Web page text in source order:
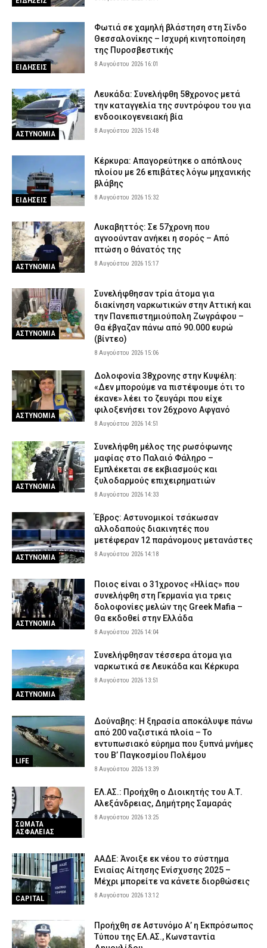
ΕΙΔΗΣΕΙΣ
Φωτιά σε χαμηλή βλάστηση στη Σίνδο
Θεσσαλονίκης – Ισχυρή κινητοποίηση
της Πυροσβεστικής
8 Αυγούστου 2026 16:01
ΑΣΤΥΝΟΜΙΑ
Λευκάδα: Συνελήφθη 58χρονος μετά
την καταγγελία της συντρόφου του για
ενδοοικογενειακή βία
8 Αυγούστου 2026 15:48
ΕΙΔΗΣΕΙΣ
Κέρκυρα: Απαγορεύτηκε ο απόπλους
πλοίου με 26 επιβάτες λόγω μηχανικής
βλάβης
8 Αυγούστου 2026 15:32
ΑΣΤΥΝΟΜΙΑ
Λυκαβηττός: Σε 57χρονη που
αγνοούνταν ανήκει η σορός – Από
πτώση ο θάνατός της
8 Αυγούστου 2026 15:17
ΑΣΤΥΝΟΜΙΑ
Συνελήφθησαν τρία άτομα για
διακίνηση ναρκωτικών στην Αττική και
την Πανεπιστημιούπολη Ζωγράφου –
Θα έβγαζαν πάνω από 90.000 ευρώ
(βίντεο)
8 Αυγούστου 2026 15:06
ΑΣΤΥΝΟΜΙΑ
Δολοφονία 38χρονης στην Κυψέλη:
«Δεν μπορούμε να πιστέψουμε ότι το
έκανε» λέει το ζευγάρι που είχε
φιλοξενήσει τον 26χρονο Αφγανό
8 Αυγούστου 2026 14:51
ΑΣΤΥΝΟΜΙΑ
Συνελήφθη μέλος της ρωσόφωνης
μαφίας στο Παλαιό Φάληρο –
Εμπλέκεται σε εκβιασμούς και
ξυλοδαρμούς επιχειρηματιών
8 Αυγούστου 2026 14:33
ΑΣΤΥΝΟΜΙΑ
Έβρος: Αστυνομικοί τσάκωσαν
αλλοδαπούς διακινητές που
μετέφεραν 12 παράνομους μετανάστες
8 Αυγούστου 2026 14:18
ΑΣΤΥΝΟΜΙΑ
Ποιος είναι ο 31χρονος «Ηλίας» που
συνελήφθη στη Γερμανία για τρεις
δολοφονίες μελών της Greek Mafia –
Θα εκδοθεί στην Ελλάδα
8 Αυγούστου 2026 14:04
ΑΣΤΥΝΟΜΙΑ
Συνελήφθησαν τέσσερα άτομα για
ναρκωτικά σε Λευκάδα και Κέρκυρα
8 Αυγούστου 2026 13:51
LIFE
Δούναβης: Η ξηρασία αποκάλυψε πάνω
από 200 ναζιστικά πλοία – Το
εντυπωσιακό εύρημα που ξυπνά μνήμες
του Β’ Παγκοσμίου Πολέμου
8 Αυγούστου 2026 13:39
ΣΩΜΑΤΑ
ΑΣΦΑΛΕΙΑΣ
ΕΛ.ΑΣ.: Προήχθη ο Διοικητής του Α.Τ.
Αλεξάνδρειας, Δημήτρης Σαμαράς
8 Αυγούστου 2026 13:25
CAPITAL
ΑΑΔΕ: Άνοιξε εκ νέου το σύστημα
Ενιαίας Αίτησης Ενίσχυσης 2025 –
Μέχρι μπορείτε να κάνετε διορθώσεις
8 Αυγούστου 2026 13:12
Προήχθη σε Αστυνόμο Α’ η Εκπρόσωπος
Τύπου της ΕΛ.ΑΣ., Κωνσταντία